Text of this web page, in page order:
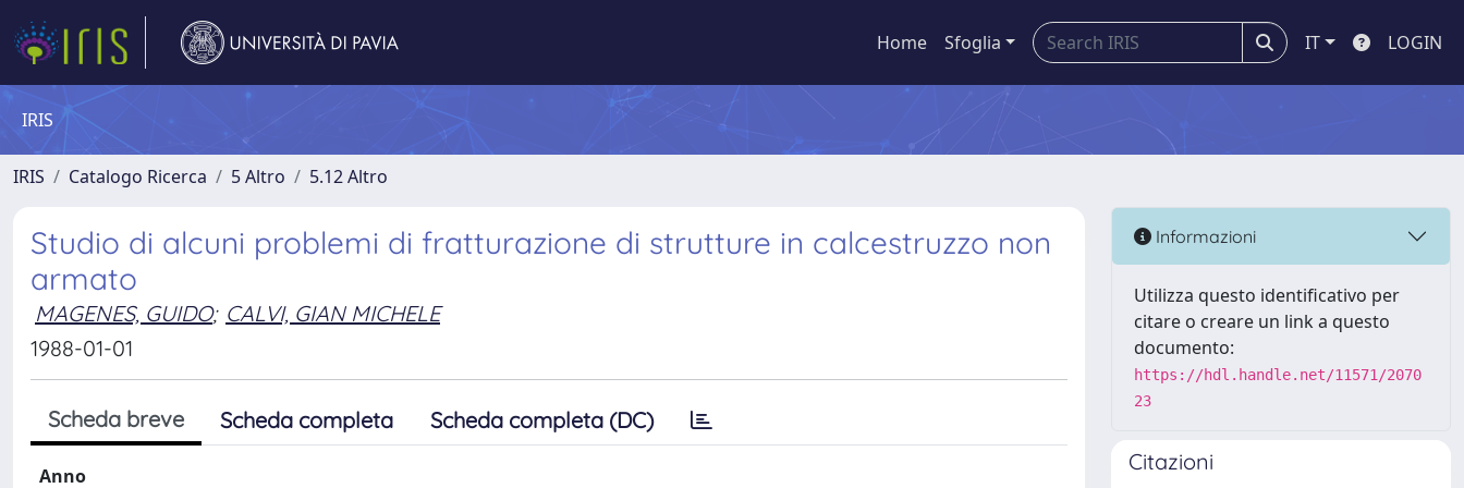
Home Sfoglia IT LOGIN
IRIS
IRIS Catalogo Ricerca 5 Altro 5.12 Altro
Studio di alcuni problemi di fratturazione di strutture in calcestruzzo non
armato
MAGENES, GUIDO; CALVI, GIAN MICHELE
1988-01-01
Scheda breve Scheda completa Scheda completa (DC)
Anno
Informazioni
Utilizza questo identificativo per
citare o creare un link a questo
documento:
https://hdl.handle.net/11571/2070
23
Citazioni